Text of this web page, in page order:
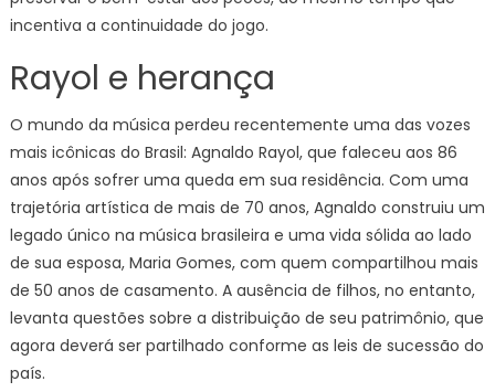
incentiva a continuidade do jogo.
Rayol e herança
O mundo da música perdeu recentemente uma das vozes
mais icônicas do Brasil: Agnaldo Rayol, que faleceu aos 86
anos após sofrer uma queda em sua residência. Com uma
trajetória artística de mais de 70 anos, Agnaldo construiu um
legado único na música brasileira e uma vida sólida ao lado
de sua esposa, Maria Gomes, com quem compartilhou mais
de 50 anos de casamento. A ausência de filhos, no entanto,
levanta questões sobre a distribuição de seu patrimônio, que
agora deverá ser partilhado conforme as leis de sucessão do
país.